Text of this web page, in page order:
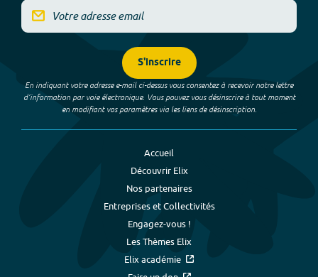
S'inscrire
En indiquant votre adresse e-mail ci-dessus vous consentez à recevoir notre lettre
d’information par voie électronique. Vous pouvez vous désinscrire à tout moment
en modifiant vos paramètres via les liens de désinscription.
Accueil
Découvrir Elix
Nos partenaires
Entreprises et Collectivités
Engagez-vous !
Les Thèmes Elix
Elix académie